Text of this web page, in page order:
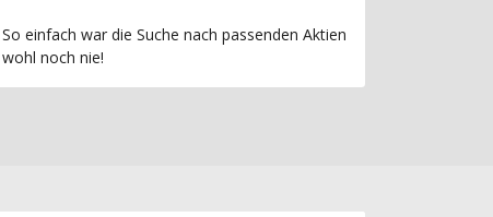
So einfach war die Suche nach passenden Aktien
wohl noch nie!